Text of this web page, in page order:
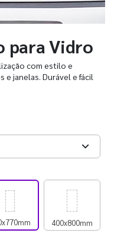
para Vidro
com estilo e
e janelas. Durável e fácil
400x800mm